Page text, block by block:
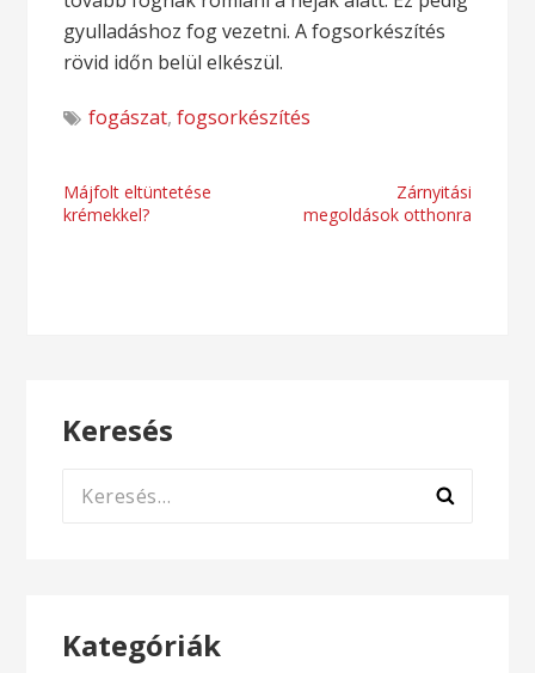
gyulladáshoz fog vezetni. A fogsorkészítés
rövid időn belül elkészül.
fogászat,fogsorkészítés
Bejegyzés
Májfolt eltüntetése
krémekkel?
Zárnyitási
megoldások otthonra
Keresés
Keresés:
Kategóriák